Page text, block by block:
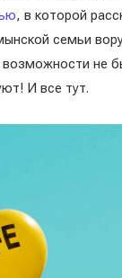
, в которой
семьи
не
И все тут.